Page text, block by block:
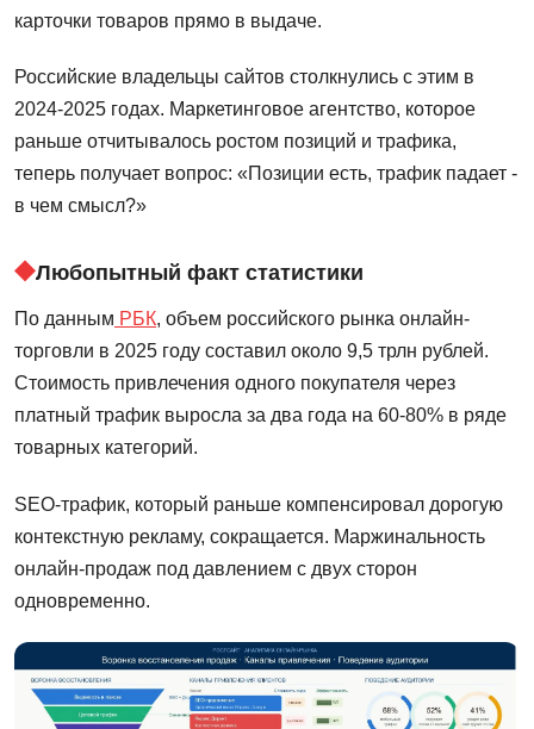
карточки товаров прямо в выдаче.
Российские владельцы сайтов столкнулись с этим в
2024-2025 годах. Маркетинговое агентство, которое
раньше отчитывалось ростом позиций и трафика,
теперь получает вопрос: «Позиции есть, трафик падает -
в чем смысл?»
Любопытный факт статистики
По данным РБК, объем российского рынка онлайн-
торговли в 2025 году составил около 9,5 трлн рублей.
Стоимость привлечения одного покупателя через
платный трафик выросла за два года на 60-80% в ряде
товарных категорий.
SEO-трафик, который раньше компенсировал дорогую
контекстную рекламу, сокращается. Маржинальность
онлайн-продаж под давлением с двух сторон
одновременно.